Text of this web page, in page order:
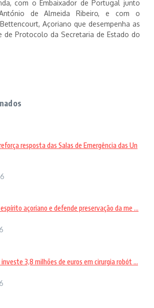
com o Embaixador de Portugal junto
de Almeida Ribeiro, e com o
Açoriano que desempenha as
de Protocolo da Secretaria de Estado do
resposta das Salas de Emergência das Un
açoriano e defende preservação da me ...
3,8 milhões de euros em cirurgia robót ...